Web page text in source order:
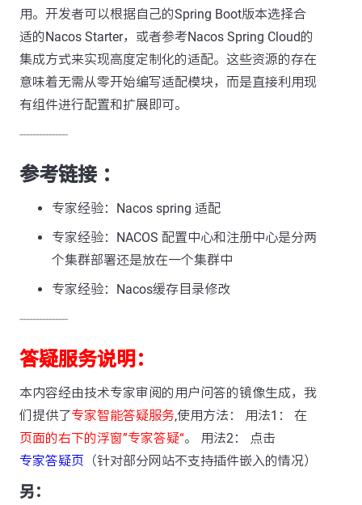
用。开发者可以根据自己的Spring Boot版本选择合
适的Nacos Starter，或者参考Nacos Spring Cloud的
集成方式来实现高度定制化的适配。这些资源的存在
意味着无需从零开始编写适配模块，而是直接利用现
有组件进行配置和扩展即可。
---------------
参考链接 ：
专家经验：Nacos spring 适配
专家经验：NACOS 配置中心和注册中心是分两
个集群部署还是放在一个集群中
专家经验：Nacos缓存目录修改
---------------
答疑服务说明：
本内容经由技术专家审阅的用户问答的镜像生成，我
们提供了专家智能答疑服务,使用方法： 用法1： 在
页面的右下的浮窗”专家答疑“。 用法2： 点击
专家答疑页 （针对部分网站不支持插件嵌入的情况）
另：